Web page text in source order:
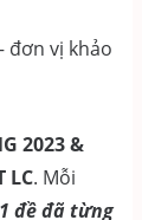
đơn vị khảo
2023 &
LC. Mỗi
1 đề đã từng